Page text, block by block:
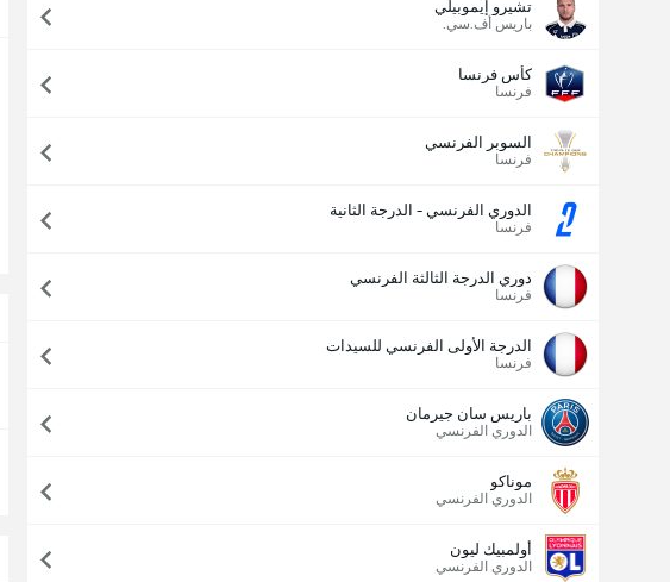
تشيرو إيموبيلي
باريس أف.سي.
كأس فرنسا
فرنسا
السوبر الفرنسي
فرنسا
الدوري الفرنسي - الدرجة الثانية
فرنسا
دوري الدرجة الثالثة الفرنسي
فرنسا
الدرجة الأولى الفرنسي للسيدات
فرنسا
باريس سان جيرمان
الدوري الفرنسي
موناكو
الدوري الفرنسي
أولمبيك ليون
الدوري الفرنسي